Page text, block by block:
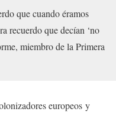
que cuando éramos
recuerdo que decían ‘no
miembro de la Primera
europeos y